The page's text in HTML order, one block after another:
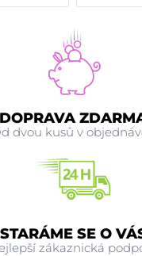
DOPRAVA
dvou kusů v
STARÁME SE O
zákaznická